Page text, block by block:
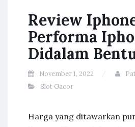
Review
Performa
Didalam
November 1, 2022
Slot Gacor
Harga yang ditawarkan